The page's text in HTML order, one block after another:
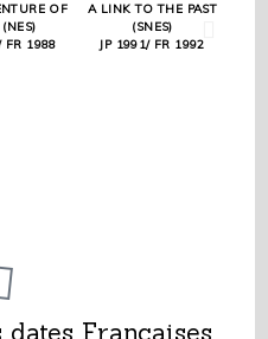
OF
FR 1988
A LINK TO THE PAST
(SNES)
JP 1991/ FR 1992